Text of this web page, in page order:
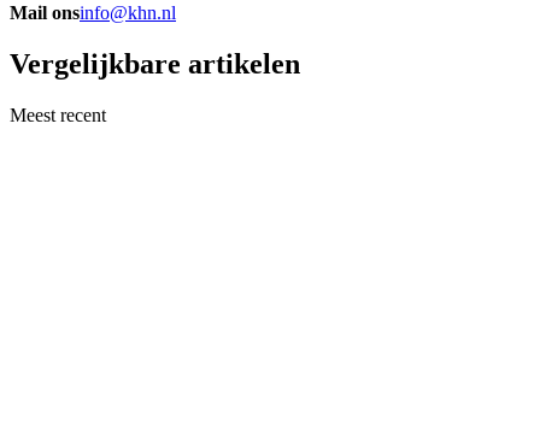
Mail onsinfo@khn.nl
Vergelijkbare artikelen
Meest recent